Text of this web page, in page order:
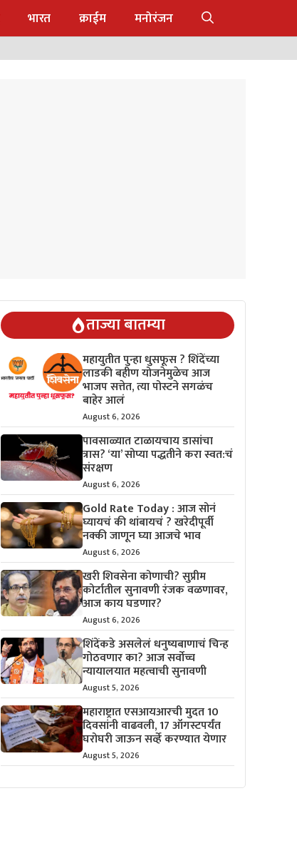
भारत क्राईम मनोरंजन
ताज्या बातम्या
महायुतीत पुन्हा धुसफूस ? शिंदेंच्या
लाडकी बहीण योजनेमुळेच आज
भाजप सत्तेत, त्या पोस्टने सगळंच
बाहेर आलं
August 6, 2026
पावसाळ्यात टाळायचाय डासांचा
त्रास? ‘या’ सोप्या पद्धतीने करा स्वत:चं
संरक्षण
August 6, 2026
Gold Rate Today : आज सोनं
घ्यायचं की थांबायचं ? खरेदीपूर्वी
नक्की जाणून घ्या आजचे भाव
August 6, 2026
खरी शिवसेना कोणाची? सुप्रीम
कोर्टातील सुनावणी रंजक वळणावर,
आज काय घडणार?
August 6, 2026
शिंदेंकडे असलेलं धनुष्यबाणाचं चिन्ह
गोठवणार का? आज सर्वोच्च
न्यायालयात महत्वाची सुनावणी
August 5, 2026
महाराष्ट्रात एसआयआरची मुदत 10
दिवसांनी वाढवली, 17 ऑगस्टपर्यंत
घरोघरी जाऊन सर्व्हे करण्यात येणार
August 5, 2026